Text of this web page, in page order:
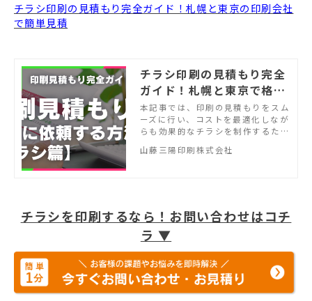
チラシ印刷の見積もり完全ガイド！札幌と東京の印刷会社
で簡単見積
チラシ印刷の見積もり完全
ガイド！札幌と東京で格安
に印刷する方法
本記事では、印刷の見積もりをスム
ーズに行い、コストを最適化しなが
らも効果的なチラシを制作するため
を作る際や印刷のコストを見直した
山藤三陽印刷株式会社
チラシを印刷するなら！お問い合わせはコチ
ラ ▼